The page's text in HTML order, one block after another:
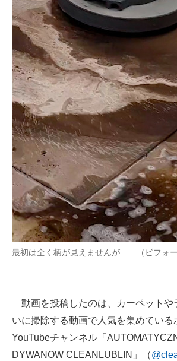
電子設計の基本と応用
エネルギーの専門メディア
建設×テクノロジーの最前線
ちょっと気になるネットの話題
最初は全く柄が見えませんが……（ビフォー
動画を投稿したのは、カーペットや
いに掃除する動画で人気を集めている
YouTubeチャンネル「
DYWANOW CLEANLUBLIN」（